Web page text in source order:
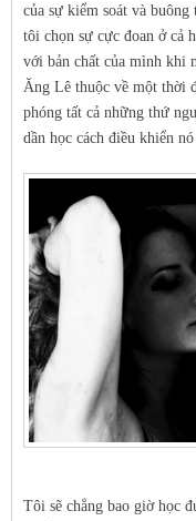
của sự kiểm soát và
tôi chọn sự cực đoan ở cả
với bản chất của mình khi
Ăng Lê thuộc về một thời
phóng tất cả những thứ
dần học cách điều khiển
Tôi sẽ chẳng bao giờ học